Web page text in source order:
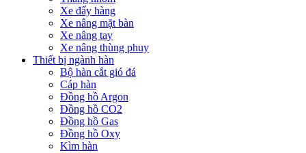
Xe đẩy hàng
Xe nâng mặt bàn
Xe nâng tay
Xe nâng thùng phuy
Thiết bị ngành hàn
Bộ hàn cắt gió đá
Cáp hàn
Đồng hồ Argon
Đồng hồ CO2
Đồng hồ Gas
Đồng hồ Oxy
Kìm hàn